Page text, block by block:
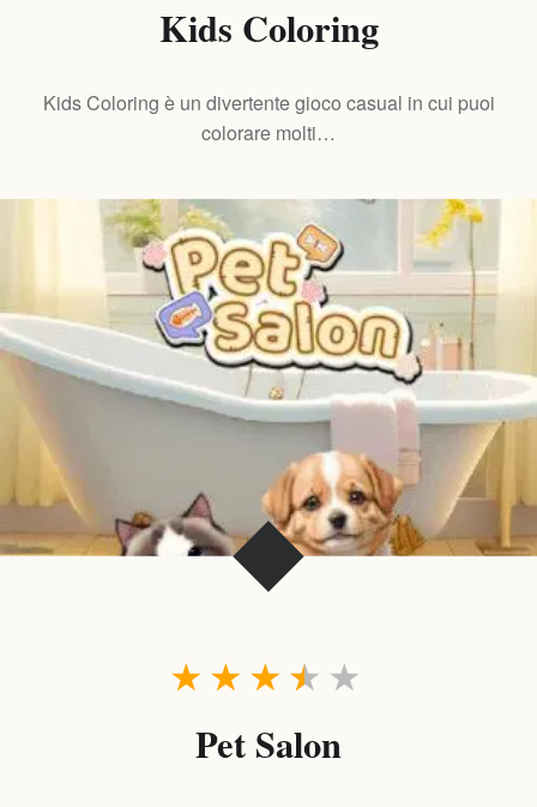
Kids Coloring
Kids Coloring è un divertente gioco casual in cui puoi
colorare molti…
★
★
★
★
★
Pet Salon